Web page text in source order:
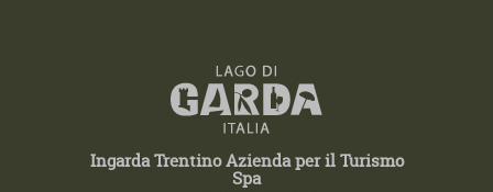
Ingarda Trentino Azienda per il Turismo
Spa